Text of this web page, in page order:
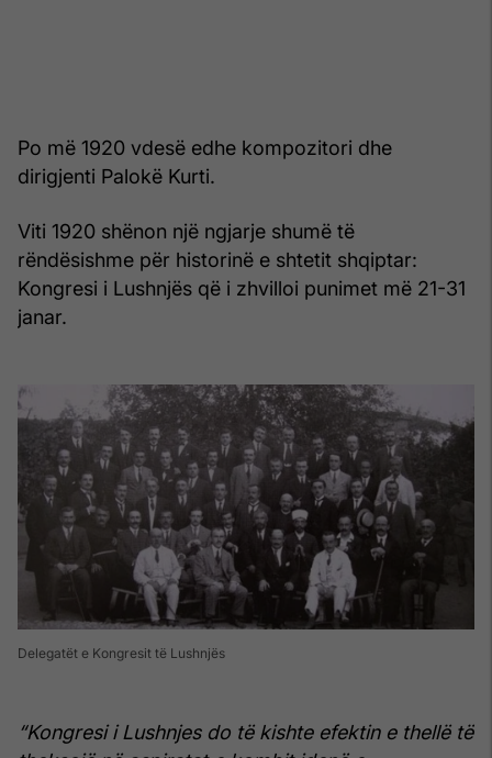
Po më 1920 vdesë edhe kompozitori dhe
dirigjenti Palokë Kurti.
Viti 1920 shënon një ngjarje shumë të
rëndësishme për historinë e shtetit shqiptar:
Kongresi i Lushnjës që i zhvilloi punimet më 21-31
janar.
Delegatët e Kongresit të Lushnjës
“Kongresi i Lushnjes do të kishte efektin e thellë të